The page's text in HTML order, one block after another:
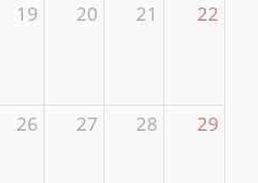
19 20 21 22
26 27 28 29